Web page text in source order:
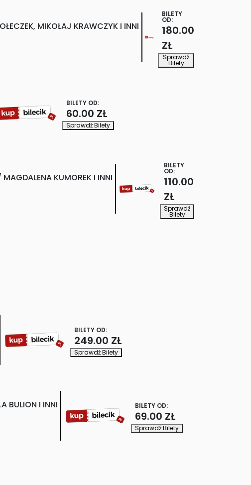
MIKOŁAJ KRAWCZYK I INNI
BILETY
OD:
180.00
ZŁ
Sprawdź
Bilety
BILETY OD:
60.00 ZŁ
Sprawdź Bilety
KUMOREK I INNI
BILETY
OD:
110.00
ZŁ
Sprawdź
Bilety
BILETY OD:
249.00 ZŁ
Sprawdź Bilety
BULION I INNI BILETY OD:
69.00 ZŁ
Sprawdź Bilety